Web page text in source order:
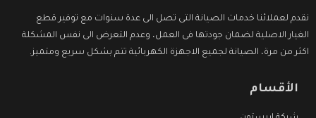
نقدم لعملائنا خدمات الصيانة التى تصل الى عدة سنوات مع توفير قطع
الغيار الاصلية لضمان جودتها فى العمل، وعدم التعرض الى نفس المشكلة
اكثر من مرة، الصيانة لجميع الاجهزة الكهربائية تتم بشكل سريع ومتميز.
الأقسام